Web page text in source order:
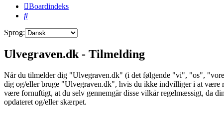
Boardindeks
Søg
Sprog:
Ulvegraven.dk - Tilmelding
Når du tilmelder dig "Ulvegraven.dk" (i det følgende "vi", "os",
dig og/eller bruge "Ulvegraven.dk", hvis du ikke indvilliger i at være
være fornuftigt, at du selv gennemgår disse vilkår regelmæssigt, da
opdateret og/eller skærpet.